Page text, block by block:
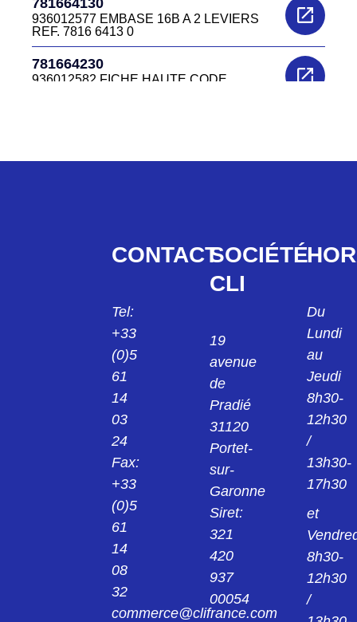
781664130
936012577 EMBASE 16B A 2 LEVIERS
REF. 7816 6413 0
781664230
936012582 FICHE HAUTE CODE
CAPOT HC 16B A 4 ERGOTS SORTIE
936012673 CAPOT HC 16B A ERGOT
SORTI VERTI° M40 781664545
936012676 FICHE HAUTE 16B
936012704 FICHE HAUTE 16 CTS PG21
781664885B
CAPOT HC 16B A 4 ERGOTS SORTIE
COUDEE M40 REF. 7816 6488 5B
936012813 CAPOT 16B A ERGOTS
SORTIE COUDEE M25 REF. 7816 6557 0
CONTACT
Tel:
+33
(0)5
61
14
03
24
Fax:
+33
(0)5
61
14
08
32
commerce@clifrance.com
SOCIÉTÉ
CLI
19
avenue
de
Pradié
31120
Portet-
sur-
Garonne
Siret:
321
420
937
00054
Du
Lundi
au
Jeudi
8h30-
12h30
/
13h30-
17h30
et
8h30-
12h30
/